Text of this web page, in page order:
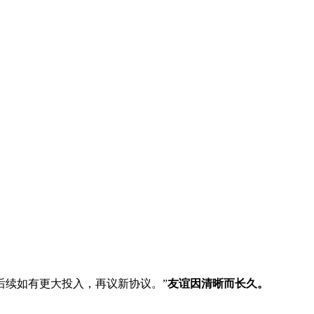
如有更大投入，再议新协议。”友谊因清晰而长久。